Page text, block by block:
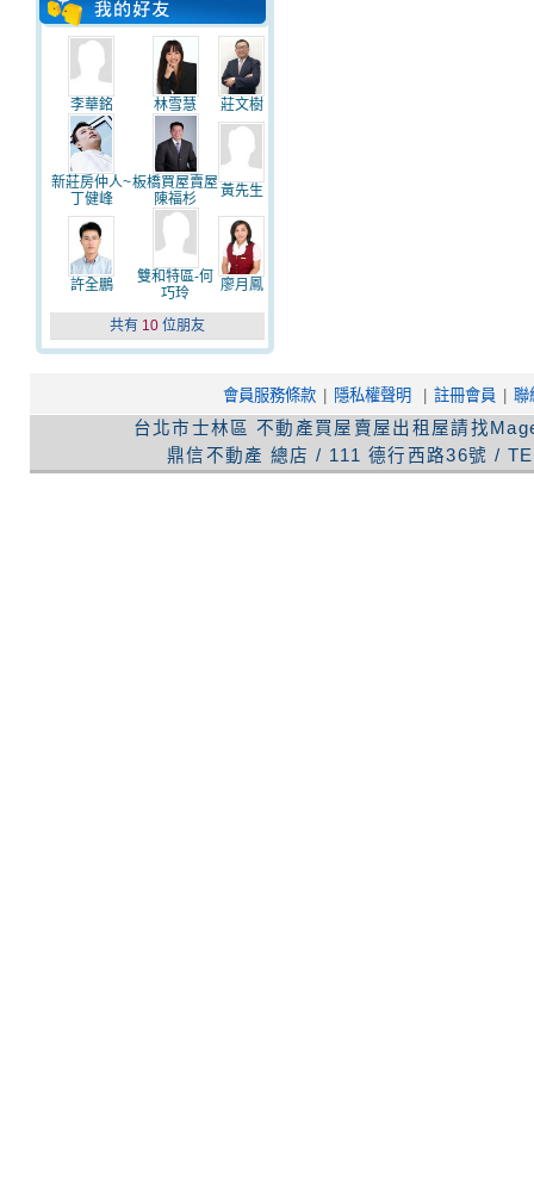
李華銘 林雪慧 莊文樹
新莊房仲人~
丁健峰
板橋買屋賣屋
陳福杉
黃先生
許全鵬
雙和特區-何
巧玲
廖月鳳
共有 10 位朋友
會員服務條款 隱私權聲明 註冊會員 聯
台北市士林區 不動產買屋賣屋出租屋請找
鼎信不動產 總店 / 111 德行西路36號 /